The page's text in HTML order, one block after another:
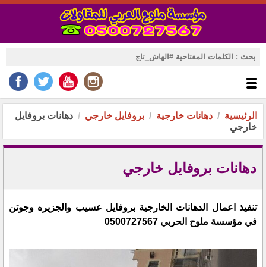
الرئيسية دهانات خارجية بروفايل خارجي
دهانات بروفايل
خارجي
دهانات بروفايل خارجي
تنفيذ اعمال الدهانات الخارجية بروفايل عسيب والجزيره وجوتن
في مؤسسة ملوح الحربي 0500727567